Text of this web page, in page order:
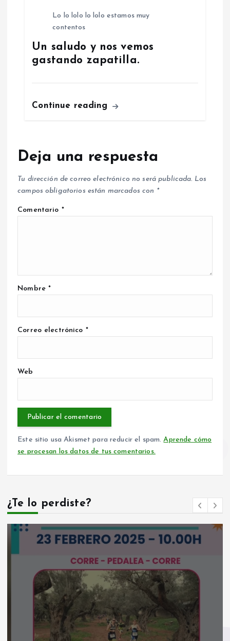
Lo lo lolo lo lolo estamos muy
contentos
Un saludo y nos vemos
gastando zapatilla.
Continue reading
Deja una respuesta
Tu dirección de correo electrónico no será publicada. Los
campos obligatorios están marcados con *
Comentario *
Nombre*
Correo electrónico *
Web
Este sitio usa Akismet para reducir el spam.Aprende cómo
se procesan los datos de tus comentarios.
¿Te lo perdiste?